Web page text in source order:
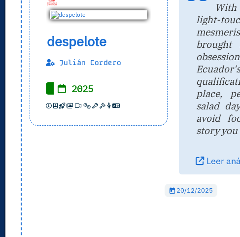
despelote
Julián Cordero
2025
light-
brought
place,
salad
avoid
story you
Leer
20/12/2025